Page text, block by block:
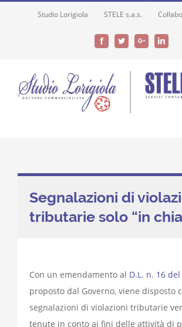
Studio Lorigiola STELE s.a.s.
FacebookTwitterGoogle+
Segnalazioni di
tributarie solo “in
Con un emendamento al D.L. n. 16
proposto dal Governo, viene disposto
segnalazioni di violazioni tributarie
tenute in conto ai fini delle attività di